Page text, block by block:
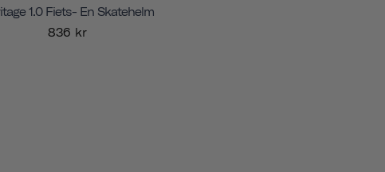
1.0 Fiets- En Skatehelm
836 kr